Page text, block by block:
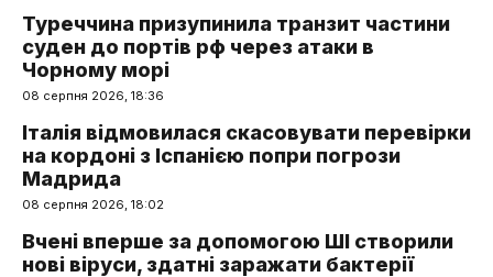
Туреччина призупинила транзит частини
суден до портів рф через атаки в
Чорному морі
08 серпня 2026, 18:36
Італія відмовилася скасовувати перевірки
на кордоні з Іспанією попри погрози
Мадрида
08 серпня 2026, 18:02
Вчені вперше за допомогою ШІ створили
нові віруси, здатні заражати бактерії